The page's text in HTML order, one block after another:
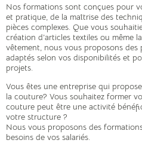
Nos formations sont conçues pour
et pratique, de la maîtrise des
pièces complexes. Que vous
création d’articles textiles ou même
vêtement, nous vous proposons des
adaptés selon vos disponibilités et
projets.
Vous êtes une entreprise qui
la couture? Vous souhaitez former
couture peut être une activité
votre structure ?
Nous vous proposons des
besoins de vos salariés.